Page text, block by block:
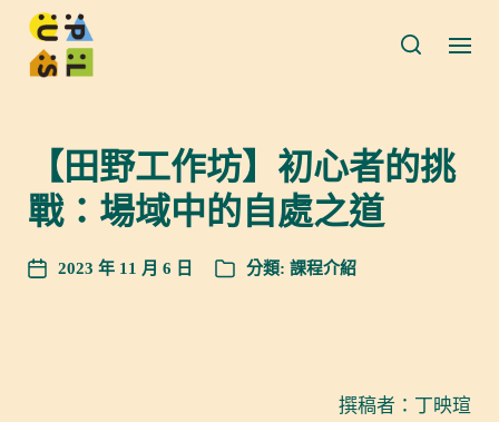
【田野工作坊】初心者的挑
戰：場域中的自處之道
2023 年 11 月 6 日 分類: 課程介紹
撰稿者：丁映瑄